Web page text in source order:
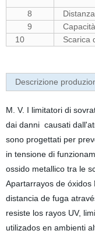
8
9
10
Scarica
Descrizione
M. V. I limitatori di
dai danni causati
sono progettati per
in tensione di
ossido metallico tra le
Apartarrayos de óxidos
distancia de fuga
resiste los rayos UV,
utilizados en ambienti